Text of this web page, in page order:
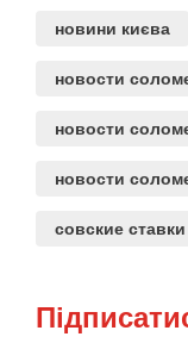
новини києва
новости
новости
новости
совские ставки